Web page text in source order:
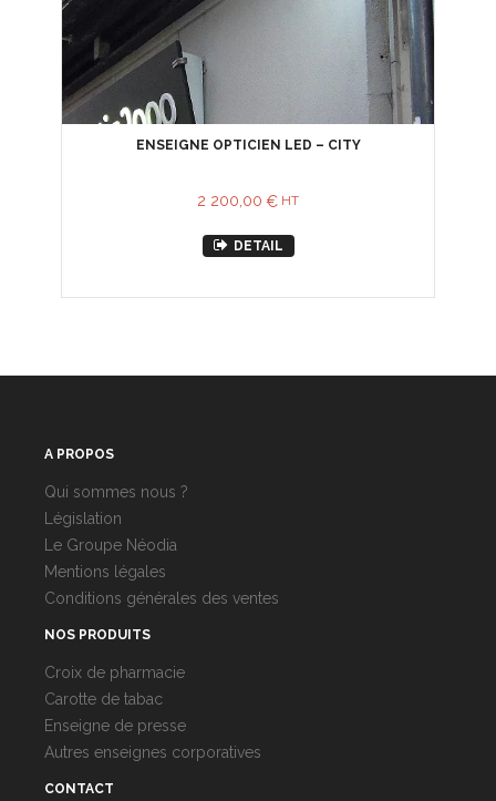
ENSEIGNE OPTICIEN LED – CITY
2 200,00 € HT
DETAIL
A PROPOS
Qui sommes nous ?
Législation
Le Groupe Néodia
Mentions légales
Conditions générales des ventes
NOS PRODUITS
Croix de pharmacie
Carotte de tabac
Enseigne de presse
Autres enseignes corporatives
CONTACT